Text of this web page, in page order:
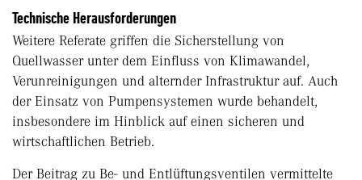
Technische Herausforderungen
Weitere Referate griffen die Sicherstellung von
Quellwasser unter dem Einfluss von Klimawandel,
Verunreinigungen und alternder Infrastruktur auf. Auch
der Einsatz von Pumpen­systemen wurde behandelt,
insbesondere im Hinblick auf einen sicheren und
wirtschaftlichen Betrieb.
Der Beitrag zu Be- und Entlüftungsventilen vermittelte